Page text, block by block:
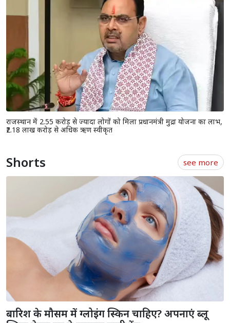
प्रधानमंत्री आवास योजना (शहरी) 2.0 के तहत 6,139 नए घरों को मंजूरी, 153.47
करोड़ रुपये की सहायता स्वीकृत
राजस्थान यूनिवर्सिटी में कंगना रनौत के बयान के खिलाफ प्रदर्शन, छात्रों ने फूंका